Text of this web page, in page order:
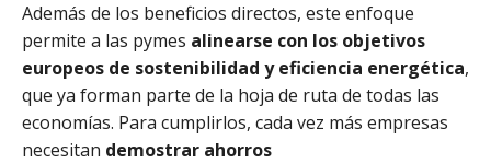
Además de los beneficios directos, este enfoque
permite a las pymes alinearse con los objetivos
europeos de sostenibilidad y eficiencia energética,
que ya forman parte de la hoja de ruta de todas las
economías. Para cumplirlos, cada vez más empresas
necesitan demostrar ahorros